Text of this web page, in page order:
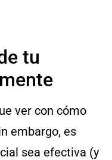
tu
ver con cómo
embargo, es
sea efectiva (y